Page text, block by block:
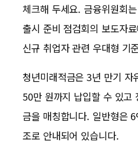
체크해 두세요. 금융위원회
출시 준비 점검회의 보도자
신규 취업자 관련 우대형 기
청년미래적금은 3년 만기 자
50만 원까지 납입할 수 있고
금을 매칭합니다. 일반형은
조로 안내되어 있습니다.